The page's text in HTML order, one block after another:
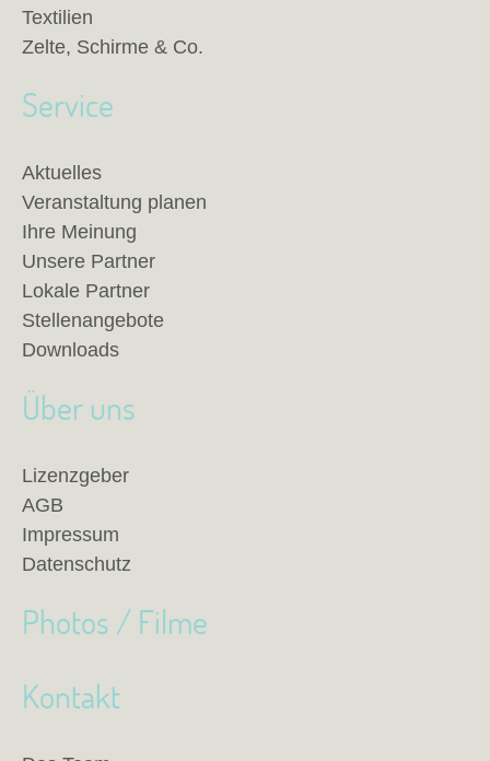
Textilien
Zelte, Schirme & Co.
Service
Aktuelles
Veranstaltung planen
Ihre Meinung
Unsere Partner
Lokale Partner
Stellenangebote
Downloads
Über uns
Lizenzgeber
AGB
Impressum
Datenschutz
Photos / Filme
Kontakt